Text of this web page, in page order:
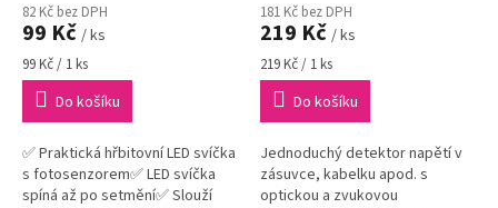
82 Kč bez DPH
99 Kč / ks
Měrná
cena:
99 Kč / 1 ks
Do košíku
✅ Praktická hřbitovní LED svíčka
s fotosenzorem✅ LED svíčka
spíná až po setmění✅ Slouží
181 Kč bez DPH
219 Kč / ks
Měrná
cena:
219 Kč / 1 ks
Do košíku
Jednoduchý detektor napětí v
zásuvce, kabelku apod. s
optickou a zvukovou